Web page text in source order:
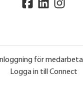
för
Logga in till Connect